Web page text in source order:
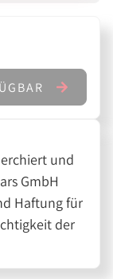
und
GmbH
Haftung für
der